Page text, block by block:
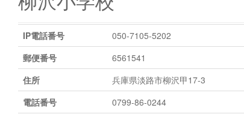
IP電話番号
050-7105-5202
郵便番号
6561541
住所
兵庫県淡路市柳沢甲17-3
電話番号
0799-86-0244